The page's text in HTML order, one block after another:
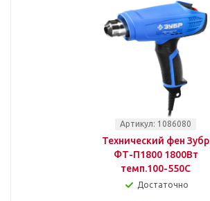
Артикул: 1086080
Технический фен Зубр
ФТ-П1800 1800Вт
темп.100-550С
Достаточно